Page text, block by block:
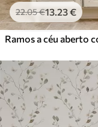
22.05€13.23€